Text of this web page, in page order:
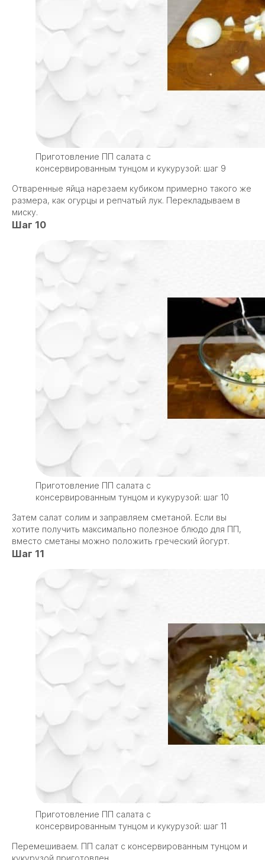
Приготовление ПП салата с
консервированным тунцом и кукурузой: шаг 9
Отваренные яйца нарезаем кубиком примерно такого же
размера, как огурцы и репчатый лук. Перекладываем в
миску.
Шаг 10
Приготовление ПП салата с
консервированным тунцом и кукурузой: шаг 10
Затем салат солим и заправляем сметаной. Если вы
хотите получить максимально полезное блюдо для ПП,
вместо сметаны можно положить греческий йогурт.
Шаг 11
Приготовление ПП салата с
консервированным тунцом и кукурузой: шаг 11
Перемешиваем. ПП салат с консервированным тунцом и
кукурузой приготовлен.